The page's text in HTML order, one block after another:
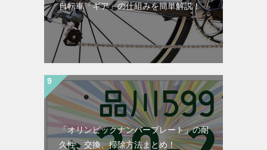
自転車「ギア」の仕組みを簡単解説！
「オリンピックナンバープレート」の耐
久性、交換、掃除方法まとめ！